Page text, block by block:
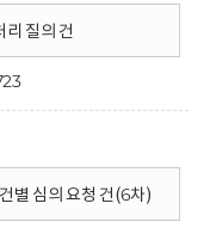
질의 건
별 심의 요청 건(6차)